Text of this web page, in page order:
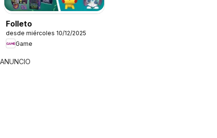
Folleto
desde miércoles 10/12/2025
Game
ANUNCIO